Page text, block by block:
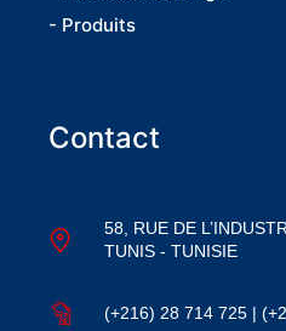
- Produits
Contact
58, RUE DE
TUNIS - TUNISIE
(+216) 28 714 725 |